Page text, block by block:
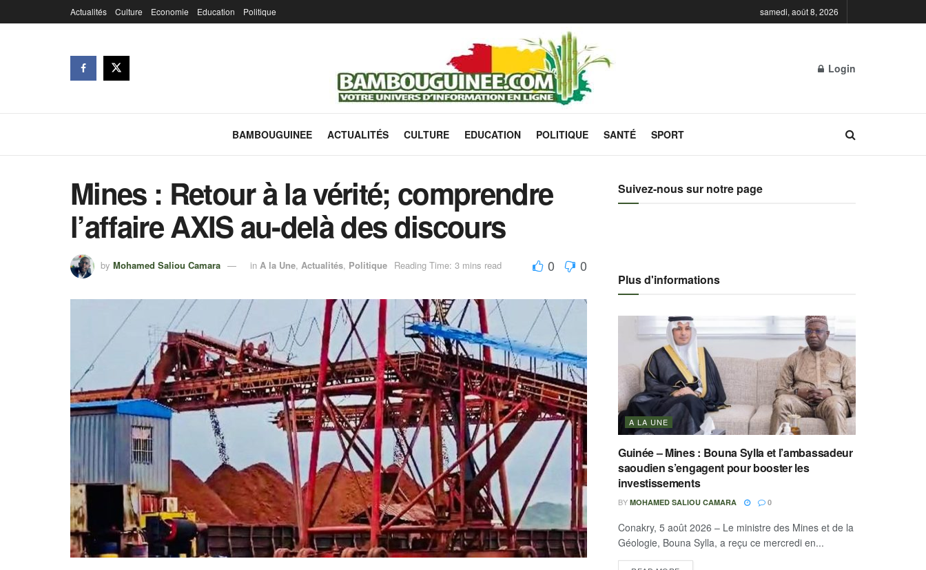
Actualités Culture Economie Education Politique samedi, août 8, 2026
Login
BAMBOUGUINEE ACTUALITÉS CULTURE EDUCATION POLITIQUE SANTÉ SPORT
Mines : Retour à la vérité; comprendre
l’affaire AXIS au-delà des discours
by Mohamed Saliou Camara in A la Une, Actualités, Politique Reading Time: 3 mins read 0 0
Suivez-nous sur notre page
Plus d'informations
A LA UNE
Guinée – Mines : Bouna Sylla et l’ambassadeur
saoudien s’engagent pour booster les
investissements
BY MOHAMED SALIOU CAMARA 0
Conakry, 5 août 2026 – Le ministre des Mines et de la
Géologie, Bouna Sylla, a reçu ce mercredi en...